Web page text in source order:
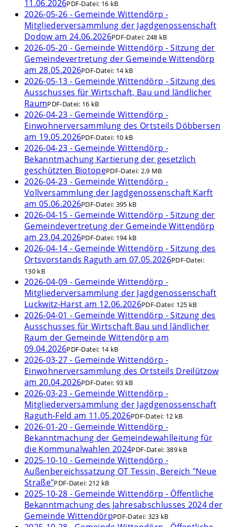
11.06.2026PDF-Datei: 16 kB
2026-05-26 - Gemeinde Wittendörp -
Mitgliederversammlung der Jagdgenossenschaft
Dodow am 24.06.2026PDF-Datei: 248 kB
2026-05-20 - Gemeinde Wittendörp - Sitzung der
Gemeindevertretung der Gemeinde Wittendörp
am 28.05.2026PDF-Datei: 14 kB
2026-05-13 - Gemeinde Wittendörp - Sitzung des
Ausschusses für Wirtschaft, Bau und ländlicher
RaumPDF-Datei: 16 kB
2026-04-23 - Gemeinde Wittendörp -
Einwohnerversammlung des Ortsteils Döbbersen
am 19.05.2026PDF-Datei: 10 kB
2026-04-23 - Gemeinde Wittendörp -
Bekanntmachung Kartierung der gesetzlich
geschützten BiotopePDF-Datei: 2.9 MB
2026-04-23 - Gemeinde Wittendörp -
Vollversammlung der Jagdgenossenschaft Karft
am 05.06.2026PDF-Datei: 395 kB
2026-04-15 - Gemeinde Wittendörp - Sitzung der
Gemeindevertretung der Gemeinde Wittendörp
am 23.04.2026PDF-Datei: 194 kB
2026-04-14 - Gemeinde Wittendörp - Sitzung des
Ortsvorstands Raguth am 07.05.2026PDF-Datei:
130 kB
2026-04-09 - Gemeinde Wittendörp -
Mitgliederversammlung der Jagdgenossenschaft
Luckwitz-Harst am 12.06.2026PDF-Datei: 125 kB
2026-04-01 - Gemeinde Wittendörp - Sitzung des
Ausschusses für Wirtschaft Bau und ländlicher
Raum der Gemeinde Wittendörp am
09.04.2026PDF-Datei: 14 kB
2026-03-27 - Gemeinde Wittendörp -
Einwohnerversammlung des Ortsteils Dreilützow
am 20.04.2026PDF-Datei: 93 kB
2026-03-23 - Gemeinde Wittendörp -
Mitgliederversammlung der Jagdgenossenschaft
Raguth-Feld am 11.05.2026PDF-Datei: 12 kB
2026-01-20 - Gemeinde Wittendörp -
Bekanntmachung der Gemeindewahlleitung für
die Kommunalwahlen 2024PDF-Datei: 389 kB
2025-10-10 - Gemeinde Wittendörp -
Außenbereichssatzung OT Tessin, Bereich "Neue
Straße"PDF-Datei: 212 kB
2025-10-28 - Gemeinde Wittendörp - Öffentliche
Bekanntmachung des Jahresabschlusses 2024 der
Gemeinde WittendörpPDF-Datei: 323 kB